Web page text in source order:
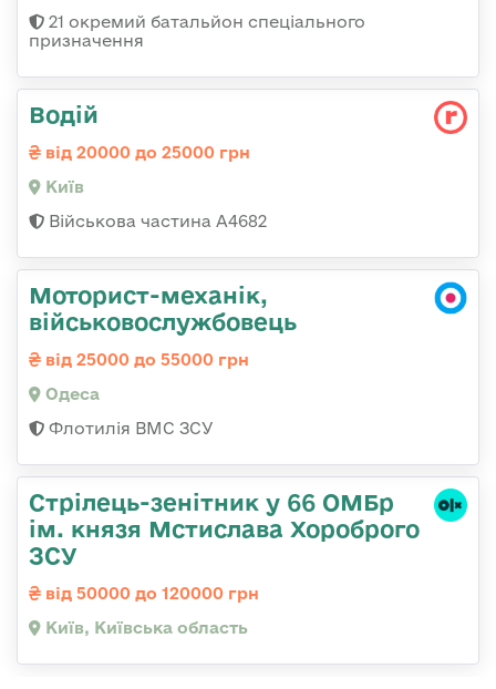
21 окремий батальйон спеціального
призначення
Водій
від 20000 до 25000 грн
Київ
Військова частина А4682
Моторист-механік,
військовослужбовець
від 25000 до 55000 грн
Одеса
Флотилія ВМС ЗСУ
Стрілець-зенітник у 66 ОМБр
ім. князя Мстислава Хороброго
ЗСУ
від 50000 до 120000 грн
Київ, Київська область